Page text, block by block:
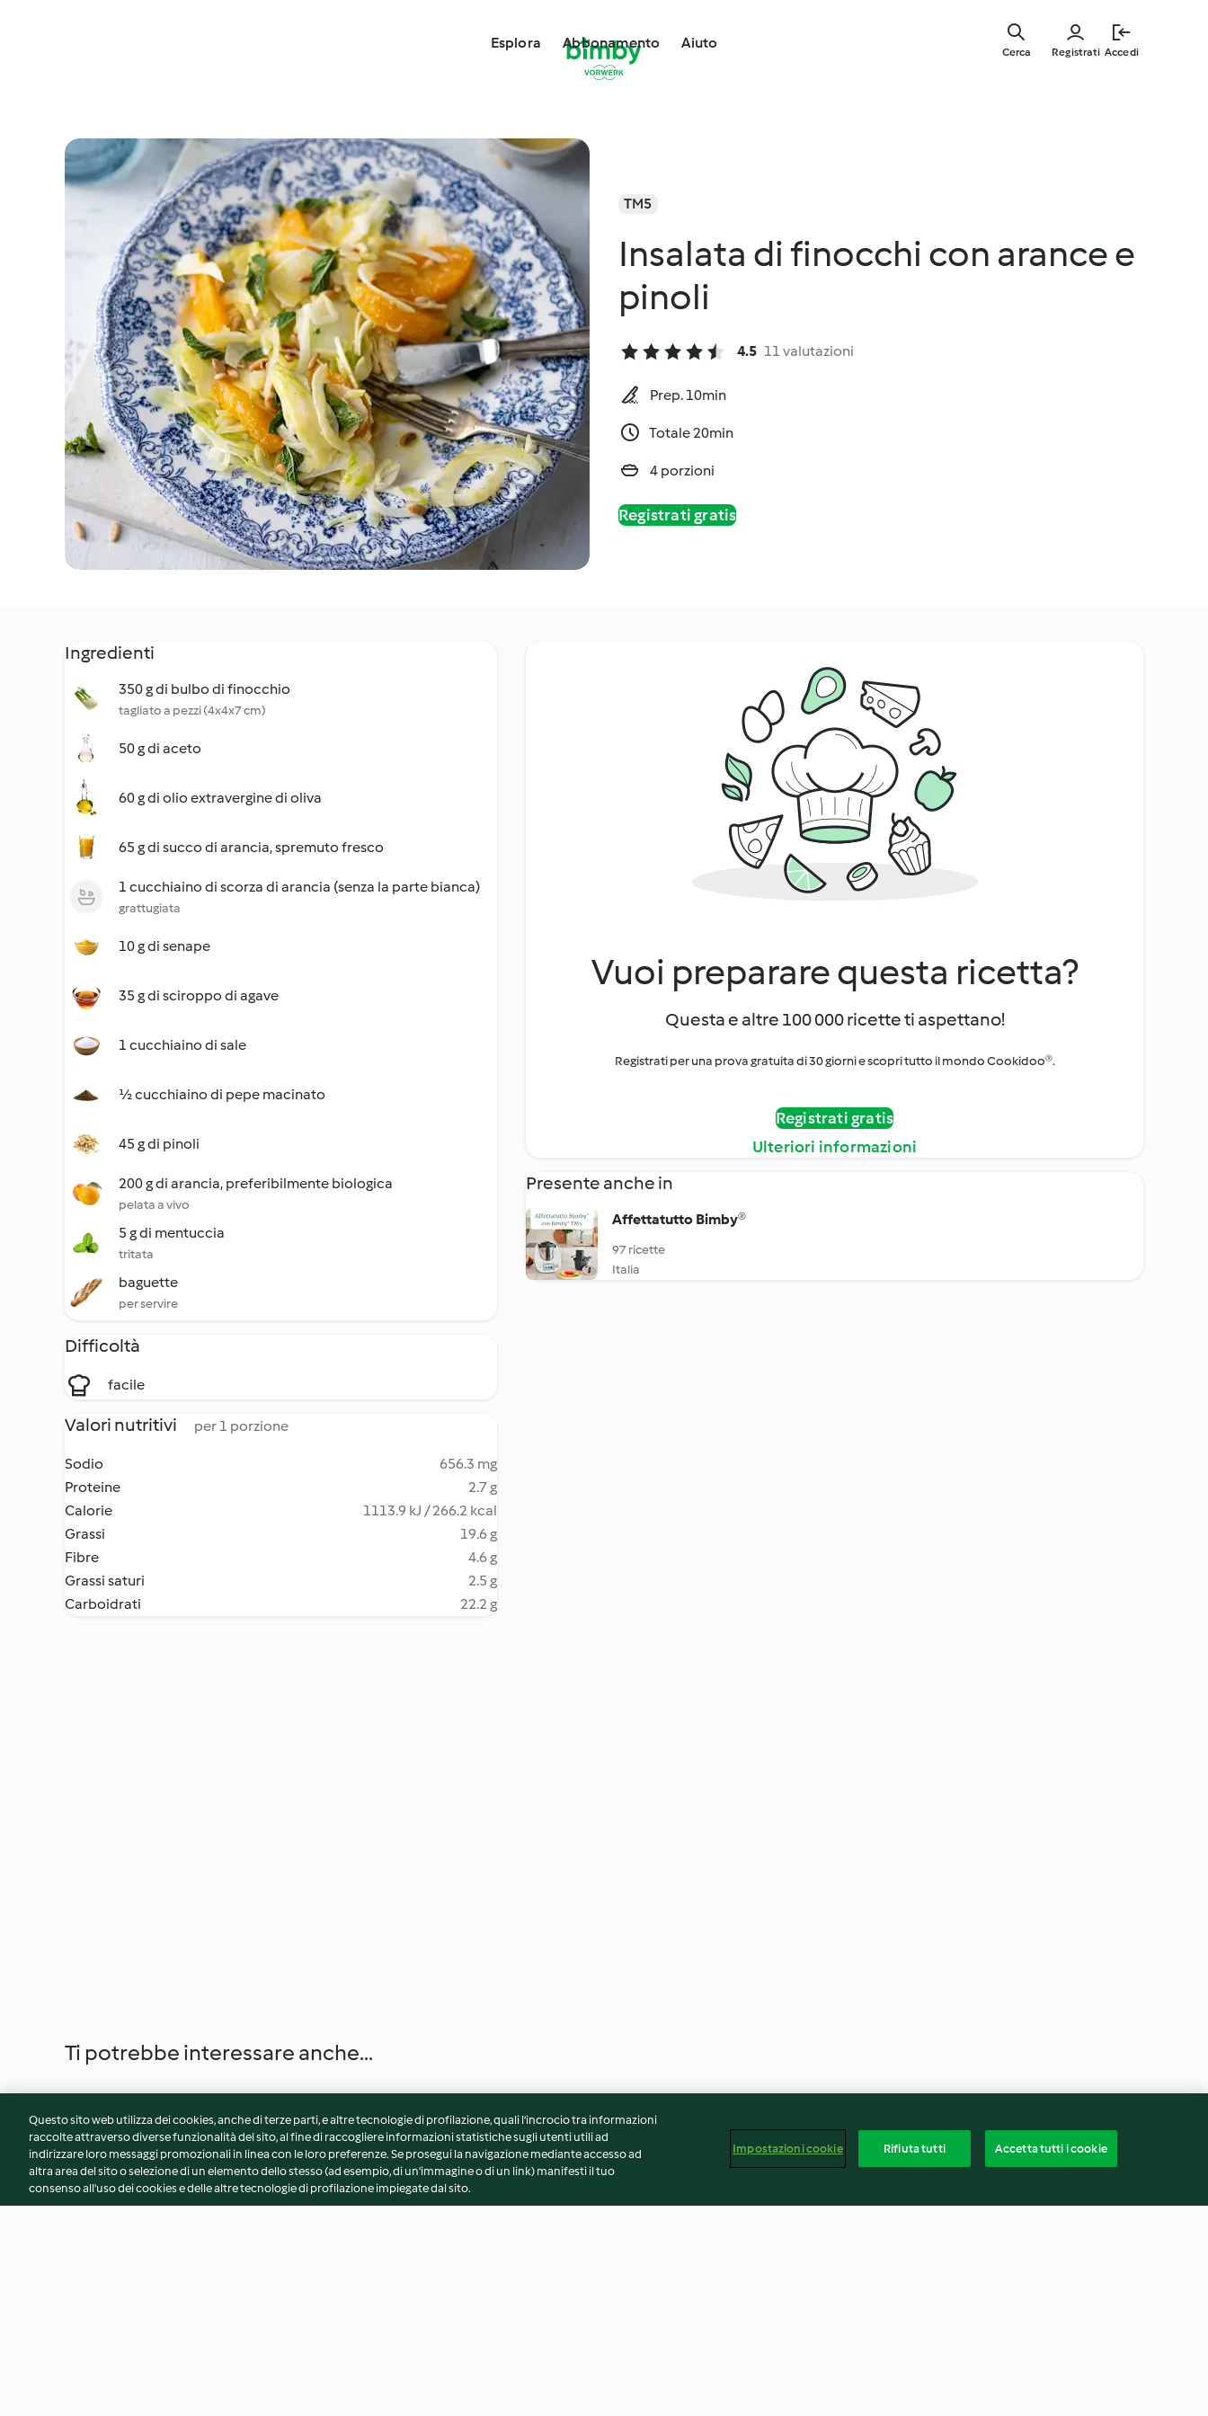
Esplora Abbonamento Aiuto
Registrati Accedi
Cerca
TM5
Insalata di finocchi con arance e
pinoli
4.5 11 valutazioni
Prep. 10min
Totale 20min
4 porzioni
Registrati gratis
Ingredienti
350 g di bulbo di finocchio
tagliato a pezzi (4x4x7 cm)
50 g di aceto
60 g di olio extravergine di oliva
65 g di succo di arancia, spremuto fresco
1 cucchiaino di scorza di arancia (senza la parte bianca)
grattugiata
10 g di senape
35 g di sciroppo di agave
1 cucchiaino di sale
½ cucchiaino di pepe macinato
45 g di pinoli
200 g di arancia, preferibilmente biologica
pelata a vivo
5 g di mentuccia
tritata
baguette
per servire
Difficoltà
facile
Valori nutritivi per 1 porzione
Sodio
656.3 mg
Proteine
2.7 g
Calorie
1113.9 kJ / 266.2 kcal
Grassi
19.6 g
Fibre
4.6 g
Grassi saturi
2.5 g
Carboidrati
22.2 g
Vuoi preparare questa ricetta?
Questa e altre 100 000 ricette ti aspettano!
Registrati per una prova gratuita di 30 giorni e scopri tutto il mondo Cookidoo®.
Registrati gratis
Ulteriori informazioni
Presente anche in
Affettatutto Bimby®
97 ricette
Italia
Ti potrebbe interessare anche...
Questo sito web utilizza dei cookies, anche di terze parti, e altre tecnologie di profilazione, quali l’incrocio tra informazioni
raccolte attraverso diverse funzionalità del sito, al fine di raccogliere informazioni statistiche sugli utenti utili ad
indirizzare loro messaggi promozionali in linea con le loro preferenze. Se prosegui la navigazione mediante accesso ad
altra area del sito o selezione di un elemento dello stesso (ad esempio, di un'immagine o di un link) manifesti il tuo
consenso all'uso dei cookies e delle altre tecnologie di profilazione impiegate dal sito.
Impostazioni cookie Rifiuta tutti Accetta tutti i cookie